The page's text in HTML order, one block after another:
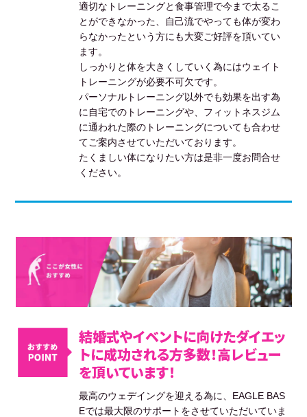
適切なトレーニングと食事管理で今まで太るこ
とができなかった、自己流でやっても体が変わ
らなかったという方にも大変ご好評を頂いてい
ます。
しっかりと体を大きくしていく為にはウェイト
トレーニングが必要不可欠です。
パーソナルトレーニング以外でも効果を出す為
に自宅でのトレーニングや、フィットネスジム
に通われた際のトレーニングについても合わせ
てご案内させていただいております。
たくましい体になりたい方は是非一度お問合せ
ください。
結婚式やイベントに向けたダイエッ
トに成功される方多数！高レビュー
を頂いています！
最高のウェデイングを迎える為に、EAGLE BAS
Eでは最大限のサポートをさせていただいていま